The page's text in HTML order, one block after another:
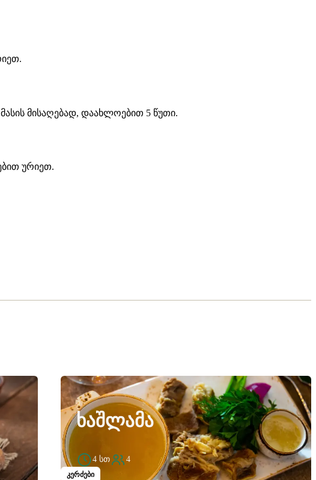
მისაღებად, დაახლოებით 5 წუთი.
ურიეთ.
კერძები
ᲮᲐᲨᲚᲐᲛᲐ
4 სთ 4